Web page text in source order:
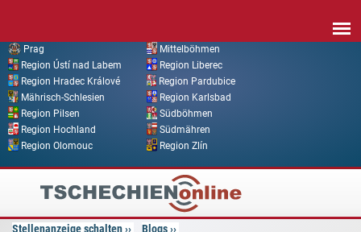
Prag
Mittelböhmen
Region Ústí nad Labem
Region Liberec
Region Hradec Králové
Region Pardubice
Mährisch-Schlesien
Region Karlsbad
Region Pilsen
Südböhmen
Region Hochland
Südmähren
Region Olomouc
Region Zlín
Tschechien
Stellenanzeige schalten Blogs